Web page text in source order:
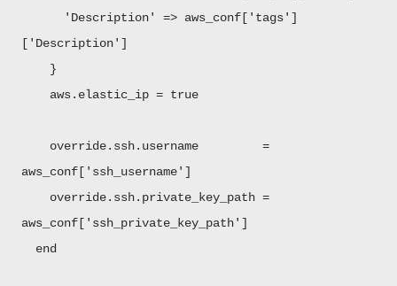
'Description' => aws_conf['tags']
['Description']
}
aws.elastic_ip = true
override.ssh.username =
aws_conf['ssh_username']
override.ssh.private_key_path =
aws_conf['ssh_private_key_path']
end